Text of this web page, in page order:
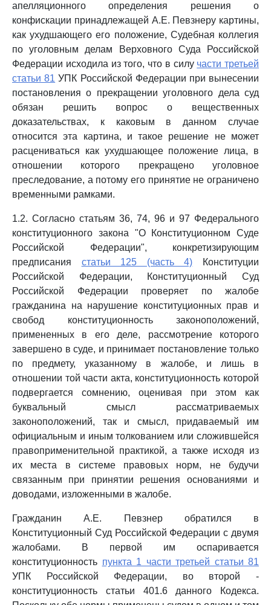
апелляционного определения решения о
конфискации принадлежащей А.Е. Певзнеру картины,
как ухудшающего его положение, Судебная коллегия
по уголовным делам Верховного Суда Российской
Федерации исходила из того, что в силу части третьей
статьи 81 УПК Российской Федерации при вынесении
постановления о прекращении уголовного дела суд
обязан решить вопрос о вещественных
доказательствах, к каковым в данном случае
относится эта картина, и такое решение не может
расцениваться как ухудшающее положение лица, в
отношении которого прекращено уголовное
преследование, а потому его принятие не ограничено
временными рамками.
1.2. Согласно статьям 36, 74, 96 и 97 Федерального
конституционного закона "О Конституционном Суде
Российской Федерации", конкретизирующим
предписания статьи 125 (часть 4) Конституции
Российской Федерации, Конституционный Суд
Российской Федерации проверяет по жалобе
гражданина на нарушение конституционных прав и
свобод конституционность законоположений,
примененных в его деле, рассмотрение которого
завершено в суде, и принимает постановление только
по предмету, указанному в жалобе, и лишь в
отношении той части акта, конституционность которой
подвергается сомнению, оценивая при этом как
буквальный смысл рассматриваемых
законоположений, так и смысл, придаваемый им
официальным и иным толкованием или сложившейся
правоприменительной практикой, а также исходя из
их места в системе правовых норм, не будучи
связанным при принятии решения основаниями и
доводами, изложенными в жалобе.
Гражданин А.Е. Певзнер обратился в
Конституционный Суд Российской Федерации с двумя
жалобами. В первой им оспаривается
конституционность пункта 1 части третьей статьи 81
УПК Российской Федерации, во второй -
конституционность статьи 401.6 данного Кодекса.